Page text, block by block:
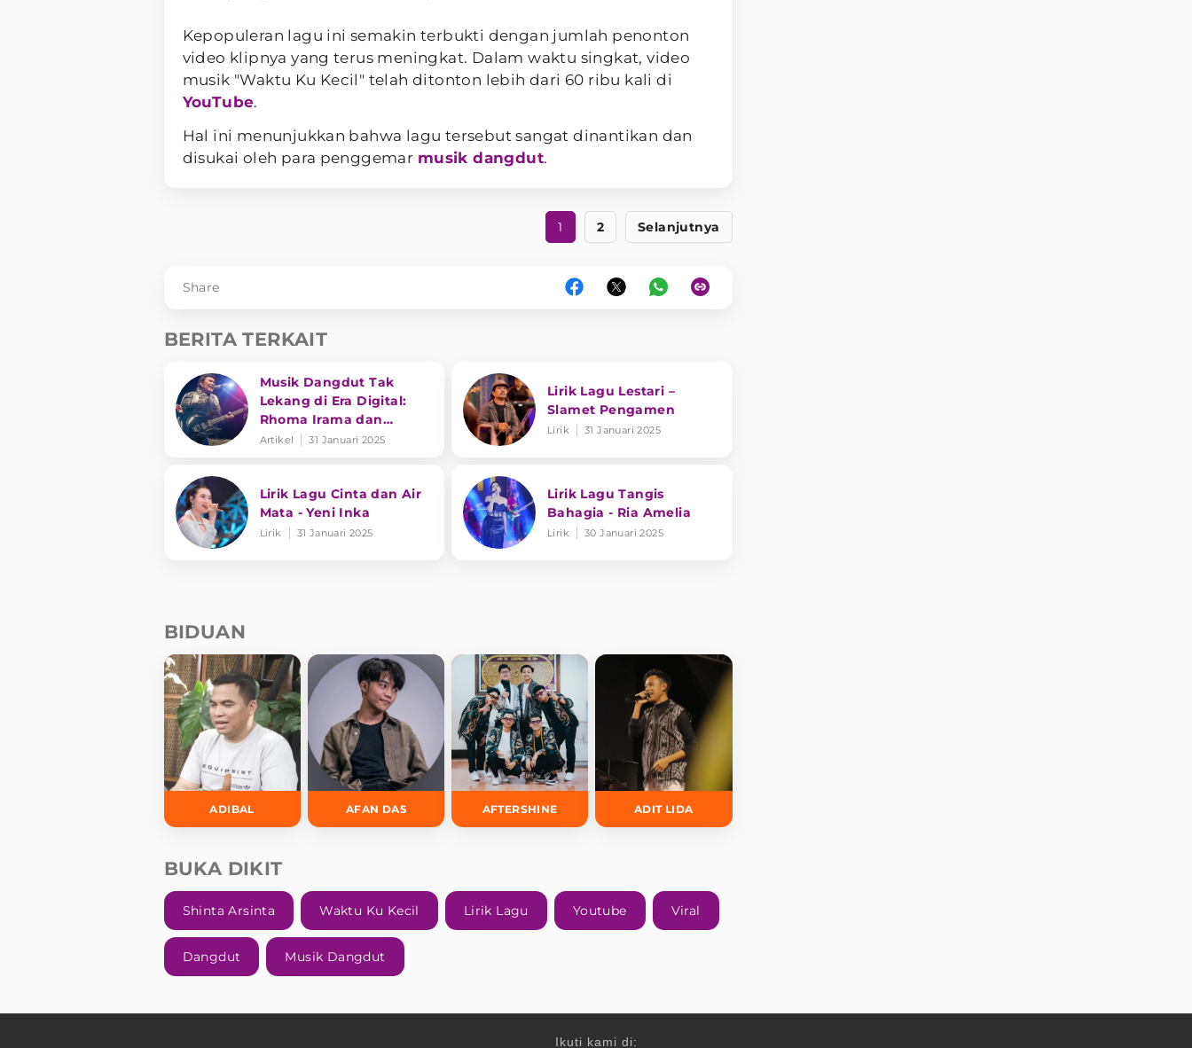
Kepopuleran lagu ini semakin terbukti dengan jumlah penonton
video klipnya yang terus meningkat. Dalam waktu singkat, video
musik "Waktu Ku Kecil" telah ditonton lebih dari 60 ribu kali di
YouTube.
Hal ini menunjukkan bahwa lagu tersebut sangat dinantikan dan
disukai oleh para penggemar musik dangdut.
1 2 Selanjutnya
Share
BERITA TERKAIT
Musik Dangdut Tak
Lekang di Era Digital:
Rhoma Irama dan
Transformasi Genre
Artikel 31 Januari 2025
Lirik Lagu Lestari –
Slamet Pengamen
Lirik 31 Januari 2025
Lirik Lagu Cinta dan Air
Mata - Yeni Inka
Lirik 31 Januari 2025
Lirik Lagu Tangis
Bahagia - Ria Amelia
Lirik 30 Januari 2025
BIDUAN
ADIBAL AFAN DA5 AFTERSHINE ADIT LIDA
BUKA DIKIT
Shinta Arsinta Waktu Ku Kecil Lirik Lagu Youtube Viral
Dangdut Musik Dangdut
Ikuti kami di: